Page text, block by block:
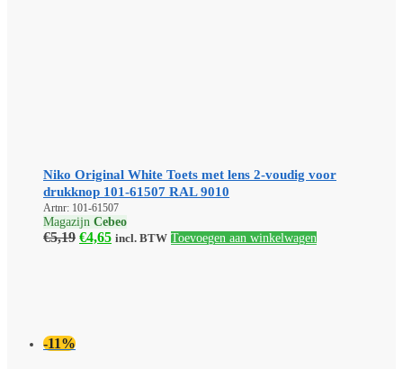
Niko Original White Toets met lens 2-voudig voor
drukknop 101-61507 RAL 9010
Artnr: 101-61507
Magazijn Cebeo
€5,19 Oorspronkelijke
€4,65Huidige
incl. BTW Toevoegen aan winkelwagen
-11%